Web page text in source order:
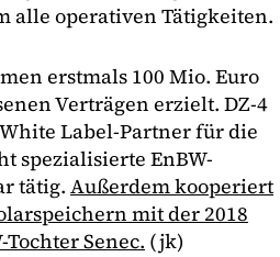
alle operativen Tätigkeiten.
erstmals 100 Mio. Euro
Verträgen erzielt. DZ-4
Label-Partner für die
spezialisierte EnBW-
tätig. Außerdem kooperiert
mit der 2018
Senec. (jk)